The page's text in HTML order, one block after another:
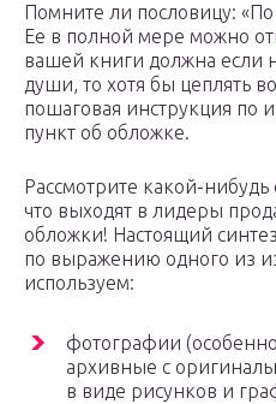
Помните ли пословицу:
Ее в полной мере можно
вашей книги должна если
души, то хотя бы цеплять
пошаговая инструкция по
пункт об обложке.
Рассмотрите какой-
что выходят в лидеры
обложки! Настоящий
по выражению одного из
используем:
фотографии
архивные с
в виде рисунков и